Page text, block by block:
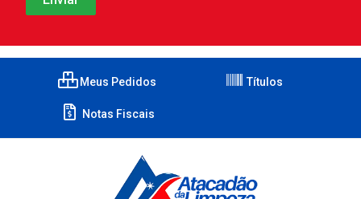
Meus Pedidos Títulos
Notas Fiscais